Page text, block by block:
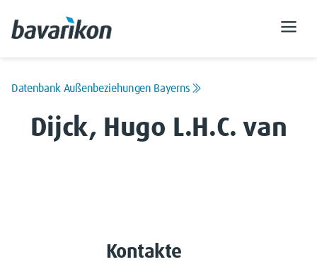
Datenbank Außenbeziehungen Bayerns
Dijck, Hugo L.H.C. van
Kontakte